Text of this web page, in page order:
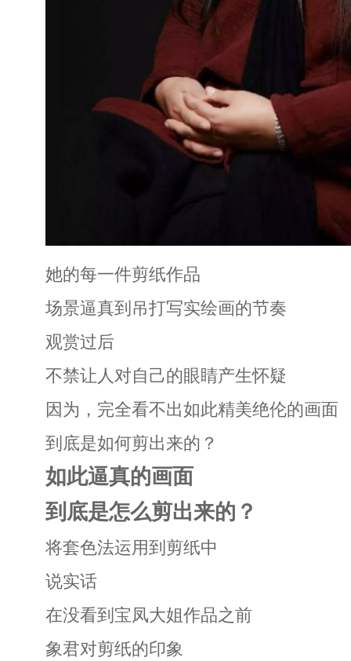
她的每一件剪纸作品
场景逼真到吊打写实绘画的节奏
观赏过后
不禁让人对自己的眼睛产生怀疑
因为，完全看不出如此精美绝伦的画面
到底是如何剪出来的？
如此逼真的画面
到底是怎么剪出来的？
将套色法运用到剪纸中
说实话
在没看到宝凤大姐作品之前
象君对剪纸的印象